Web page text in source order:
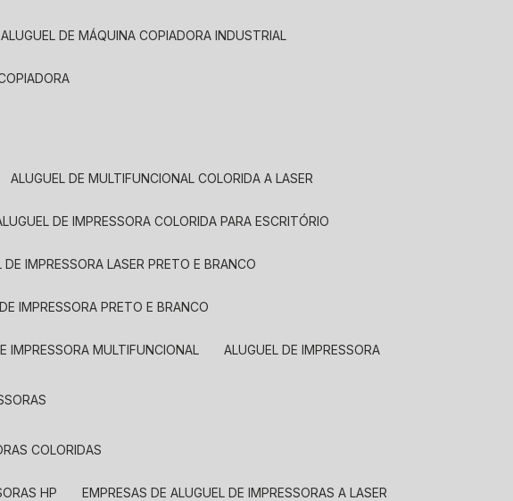
ALUGUEL DE MÁQUINA COPIADORA INDUSTRIAL
ALUGUEL DE MULTIFUNCIONAL COLORIDA A LASER
ALUGUEL DE IMPRESSORA COLORIDA PARA ESCRITÓRIO
DE IMPRESSORA LASER PRETO E BRANCO
DE IMPRESSORA PRETO E BRANCO
IMPRESSORA MULTIFUNCIONAL ALUGUEL DE IMPRESSORA
COLORIDAS
HP EMPRESAS DE ALUGUEL DE IMPRESSORAS A LASER